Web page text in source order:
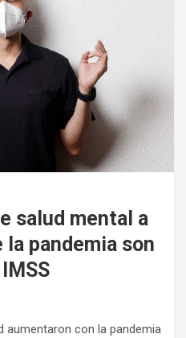
salud mental a
pandemia son
aumentaron con la pandemia